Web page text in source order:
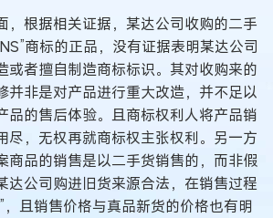
，根据相关证据，某达公司收购的二手
商标的正品，没有证据表明某达公司
或者擅自制造商标标识。其对收购来的
并非是对产品进行重大改造，并不足以
品的售后体验。且商标权利人将产品销
尽，无权再就商标权主张权利。另一方
商品的销售是以二手货销售的，而非假
达公司购进旧货来源合法，在销售过程
，且销售价格与真品新货的价格也有明